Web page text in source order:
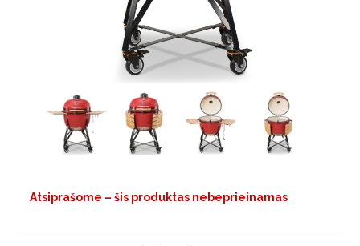
Atsiprašome – šis produktas nebeprieinamas